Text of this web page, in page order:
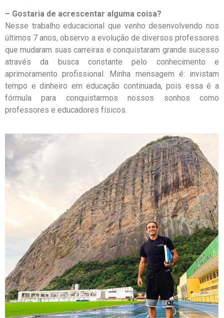
– Gostaria de acrescentar alguma coisa?
Nesse trabalho educacional que venho desenvolvendo nos
últimos 7 anos, observo a evolução de diversos professores
que mudaram suas carreiras e conquistaram grande sucesso
através da busca constante pelo conhecimento e
aprimoramento profissional. Minha mensagem é: invistam
tempo e dinheiro em educação continuada, pois essa é a
fórmula para conquistarmos nossos sonhos como
professores e educadores físicos.